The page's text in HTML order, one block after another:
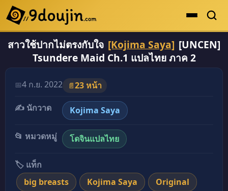
ดูเยอะสุด
คะแนนเยอะสุด
ระดับตำนาน
ยอดนิยม
เรื่องที่เก็บไว้
สาวใช้ปากไม่ตรงกับใจ [Kojima Saya] [UNCEN]
Tsundere Maid Ch.1 แปลไทย ภาค 2
📅4 ก.ย. 2022 📄23 หน้า
✍️ นักวาด
Kojima Saya
📂 หมวดหมู่ โดจินแปลไทย
🏷️ แท็ก
big breasts
Kojima Saya
Original